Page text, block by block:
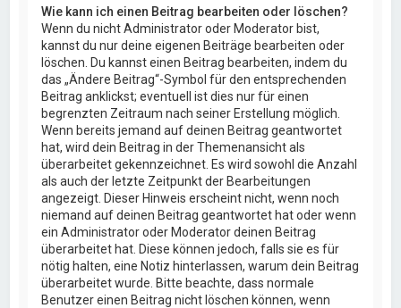
Wie kann ich einen Beitrag bearbeiten oder löschen?
Wenn du nicht Administrator oder Moderator bist,
kannst du nur deine eigenen Beiträge bearbeiten oder
löschen. Du kannst einen Beitrag bearbeiten, indem du
das „Ändere Beitrag“-Symbol für den entsprechenden
Beitrag anklickst; eventuell ist dies nur für einen
begrenzten Zeitraum nach seiner Erstellung möglich.
Wenn bereits jemand auf deinen Beitrag geantwortet
hat, wird dein Beitrag in der Themenansicht als
überarbeitet gekennzeichnet. Es wird sowohl die Anzahl
als auch der letzte Zeitpunkt der Bearbeitungen
angezeigt. Dieser Hinweis erscheint nicht, wenn noch
niemand auf deinen Beitrag geantwortet hat oder wenn
ein Administrator oder Moderator deinen Beitrag
überarbeitet hat. Diese können jedoch, falls sie es für
nötig halten, eine Notiz hinterlassen, warum dein Beitrag
überarbeitet wurde. Bitte beachte, dass normale
Benutzer einen Beitrag nicht löschen können, wenn